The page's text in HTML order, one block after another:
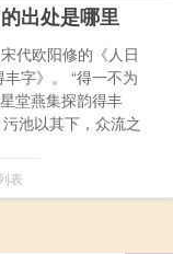
出处是哪里
代欧阳修的《人日
字》。 “得一不为
堂燕集探韵得丰
池以其下，众流之
表